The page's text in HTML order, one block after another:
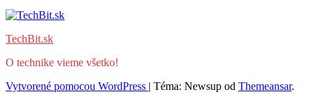
TechBit.sk
O technike vieme všetko!
Vytvorené pomocou WordPress | Téma: Newsup od Themeansar.